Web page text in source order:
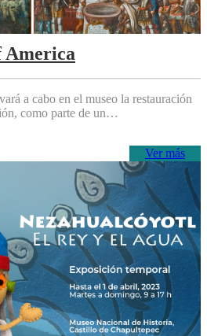
America
a cabo en el museo la restauración
como parte de un…
Ver más